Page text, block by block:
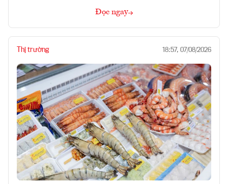
Đọc ngay
Thị trường 18:57, 07/08/2026